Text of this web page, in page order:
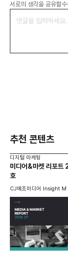
서로의 생각을 공유할
추천 콘텐츠
디지털 마케팅
미디어&마켓 리포
호
CJ메조미디어 Insight M